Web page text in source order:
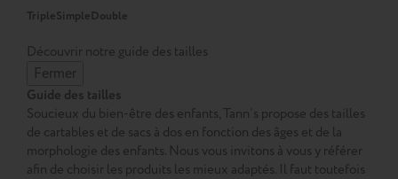
TripleSimpleDouble
Découvrir notre guide des tailles
Fermer
Guide des tailles
Soucieux du bien-être des enfants, Tann’s propose des tailles
de cartables et de sacs à dos en fonction des âges et de la
morphologie des enfants. Nous vous invitons à vous y référer
afin de choisir les produits les mieux adaptés. Il faut toutefois